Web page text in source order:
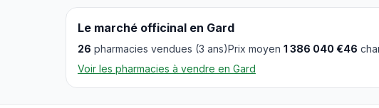
Le marché officinal en Gard
26 pharmacies vendues (3 ans)Prix moyen 1 386 040 €46
Voir les pharmacies à vendre en Gard